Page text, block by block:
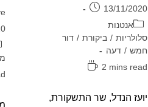
פורסם:
13/11/2020
קטגוריה:
אנטנות
סלולריות / ביקורת / דור
חמש / דעה
זמן
2 mins read
יועז הנדל, שר התשקורת,